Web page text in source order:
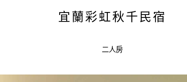
宜蘭彩虹秋千民宿
二人房